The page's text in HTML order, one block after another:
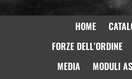
HOME
FORZE DELL’ORDINE
MEDIA
MODULI